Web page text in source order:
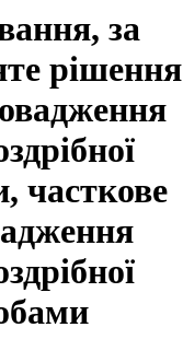
за
рішення
часткове